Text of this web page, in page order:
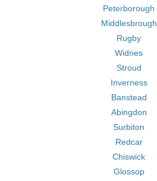
Peterborough
Middlesbrough
Rugby
Widnes
Stroud
Inverness
Banstead
Abingdon
Surbiton
Redcar
Chiswick
Glossop